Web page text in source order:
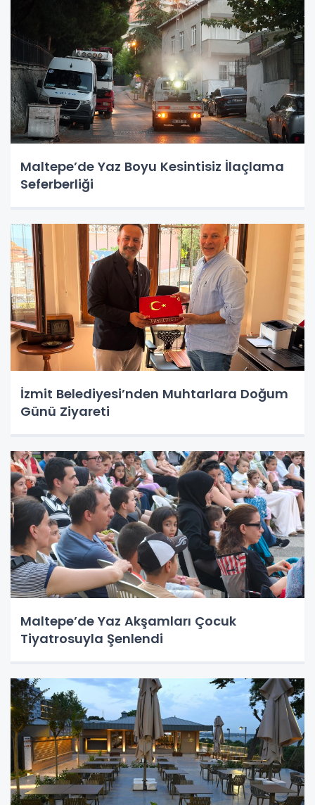
Maltepe’de Yaz Boyu Kesintisiz İlaçlama
Seferberliği
İzmit Belediyesi’nden Muhtarlara Doğum
Günü Ziyareti
Maltepe’de Yaz Akşamları Çocuk
Tiyatrosuyla Şenlendi